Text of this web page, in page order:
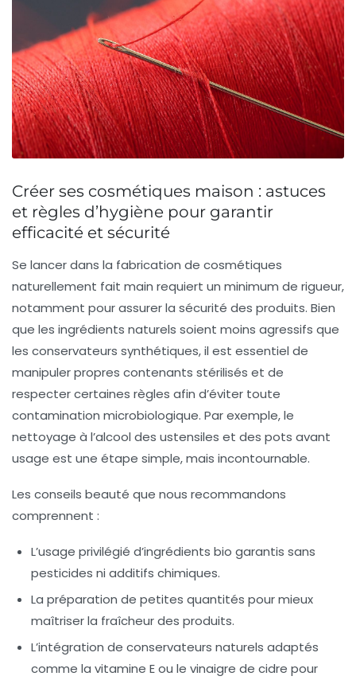
Créer ses cosmétiques maison : astuces
et règles d’hygiène pour garantir
efficacité et sécurité
Se lancer dans la fabrication de cosmétiques
naturellement fait main requiert un minimum de rigueur,
notamment pour assurer la sécurité des produits. Bien
que les ingrédients naturels soient moins agressifs que
les conservateurs synthétiques, il est essentiel de
manipuler propres contenants stérilisés et de
respecter certaines règles afin d’éviter toute
contamination microbiologique. Par exemple, le
nettoyage à l’alcool des ustensiles et des pots avant
usage est une étape simple, mais incontournable.
Les conseils beauté que nous recommandons
comprennent :
L’usage privilégié d’ingrédients bio garantis sans
pesticides ni additifs chimiques.
La préparation de petites quantités pour mieux
maîtriser la fraîcheur des produits.
L’intégration de conservateurs naturels adaptés
comme la vitamine E ou le vinaigre de cidre pour